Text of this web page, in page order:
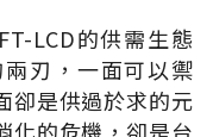
LCD的供需生態
刃，一面可以禦
卻是供過於求的元
化的危機，卻是台